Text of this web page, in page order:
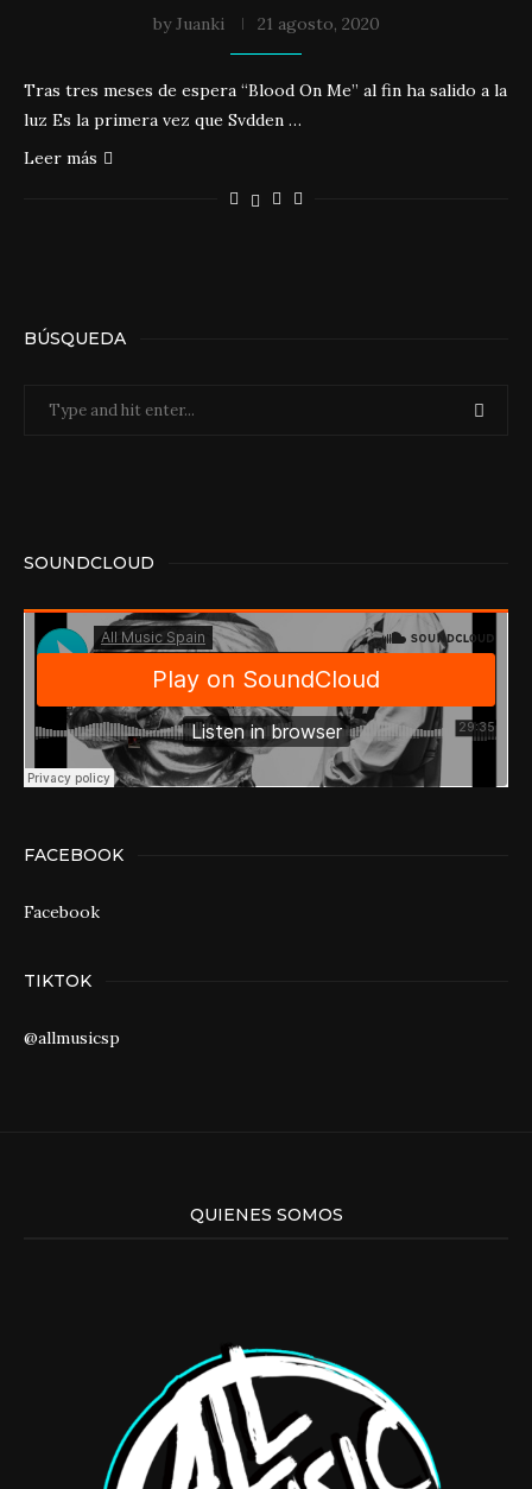
byJuanki 21 agosto, 2020
Tras tres meses de espera “Blood On Me” al fin ha salido a la
luz Es la primera vez que Svdden …
Leer más
BÚSQUEDA
SOUNDCLOUD
FACEBOOK
Facebook
TIKTOK
@allmusicsp
QUIENES SOMOS